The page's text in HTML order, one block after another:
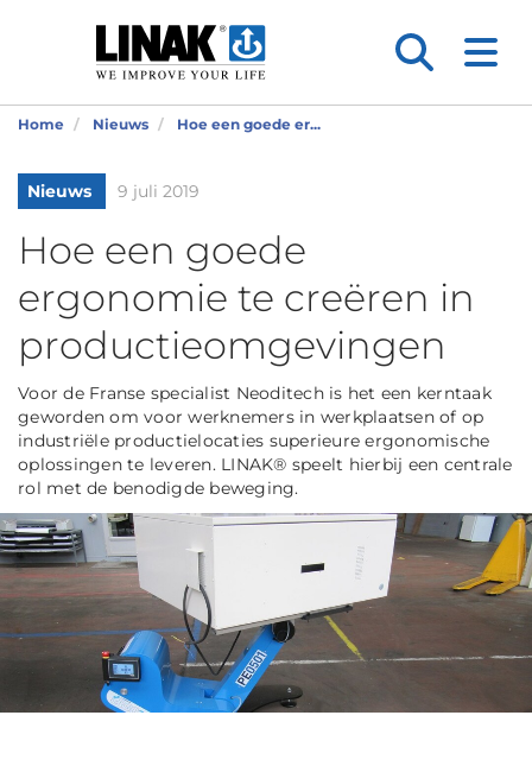
Home Nieuws Hoe een goede er...
Nieuws 9 juli 2019
Hoe een goede
ergonomie te creëren in
productieomgevingen
Voor de Franse specialist Neoditech is het een kerntaak
geworden om voor werknemers in werkplaatsen of op
industriële productielocaties superieure ergonomische
oplossingen te leveren. LINAK® speelt hierbij een centrale
rol met de benodigde beweging.